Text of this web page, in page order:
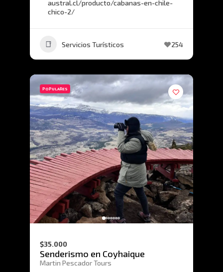
austral.cl/producto/cabanas-en-chile-
chico-2/
Servicios Turísticos 254
POPULARES
$35.000
Senderismo en Coyhaique
Martin Pescador Tours